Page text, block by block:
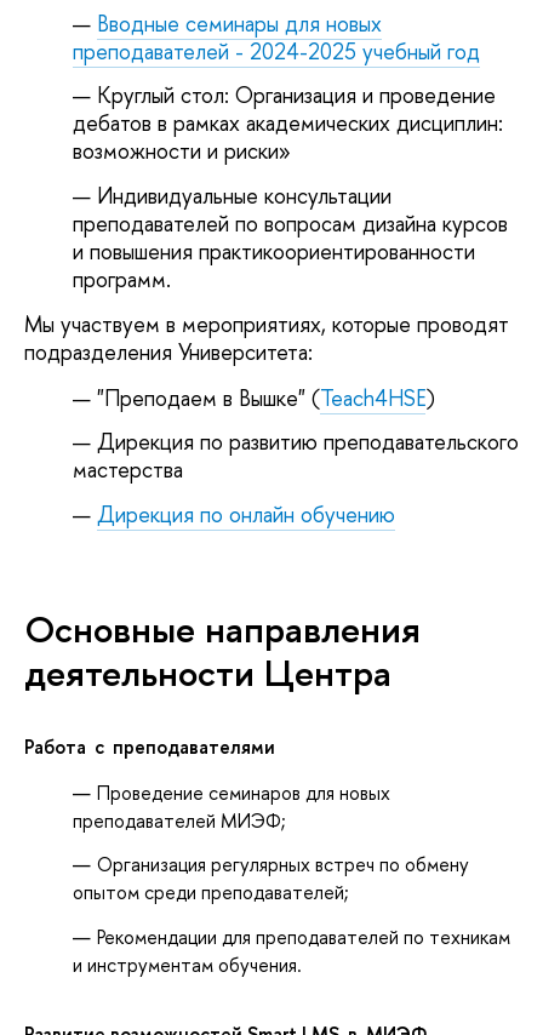
Вводные семинары для новых
преподавателей - 2024-2025 учебный год
Круглый стол: Организация и проведение
дебатов в рамках академических дисциплин:
возможности и риски»
Индивидуальные консультации
преподавателей по вопросам дизайна курсов
и повышения практикоориентированности
программ.
Мы участвуем в мероприятиях, которые проводят
подразделения Университета:
"Преподаем в Вышке" (Teach4HSE)
Дирекция по развитию преподавательского
мастерства
Дирекция по онлайн обучению
Основные направления
деятельности Центра
Работа с преподавателями
Проведение семинаров для новых
преподавателей МИЭФ;
Организация регулярныхвстреч по обмену
опытомсреди преподавателей;
Рекомендации для преподавателей по техникам
и инструментамобучения.